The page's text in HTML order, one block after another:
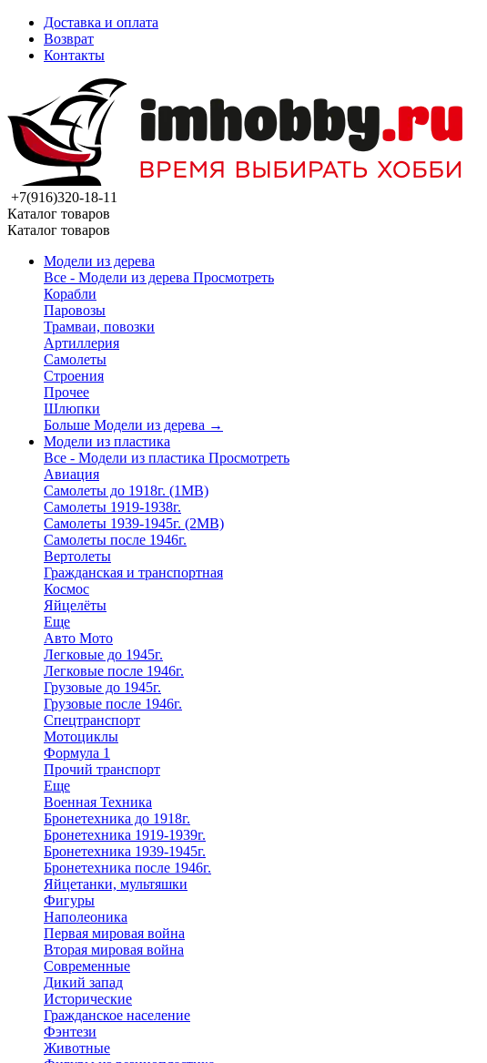
Доставка и оплата
Возврат
Контакты
+7(916)320-18-11
Каталог товаров
Каталог товаров
Модели из дерева
Все - Модели из дерева Просмотреть
Корабли
Паровозы
Трамваи, повозки
Артиллерия
Самолеты
Строения
Прочее
Шлюпки
Больше Модели из дерева →
Модели из пластика
Все - Модели из пластика Просмотреть
Авиация
Самолеты до 1918г. (1МВ)
Самолеты 1919-1938г.
Самолеты 1939-1945г. (2МВ)
Самолеты после 1946г.
Вертолеты
Гражданская и транспортная
Космос
Яйцелёты
Еще
Авто Мото
Легковые до 1945г.
Легковые после 1946г.
Грузовые до 1945г.
Грузовые после 1946г.
Спецтранспорт
Мотоциклы
Формула 1
Прочий транспорт
Еще
Военная Техника
Бронетехника до 1918г.
Бронетехника 1919-1939г.
Бронетехника 1939-1945г.
Бронетехника после 1946г.
Яйцетанки, мультяшки
Фигуры
Наполеоника
Первая мировая война
Вторая мировая война
Современные
Дикий запад
Исторические
Гражданское население
Фэнтези
Животные